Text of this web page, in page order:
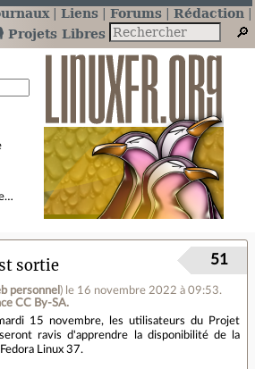
Liens Forums
Rédaction
Projets Libres
sortie
personnel ) le 16 novembre 2022 à 09:53.
CC By‑SA.
51
15 novembre, les utilisateurs du Projet
seront ravis d'apprendre la disponibilité de la
Linux 37.